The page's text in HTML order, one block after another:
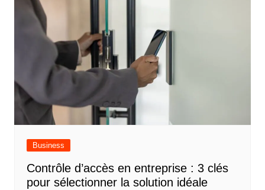
Business
Contrôle d’accès en entreprise : 3 clés
pour sélectionner la solution idéale